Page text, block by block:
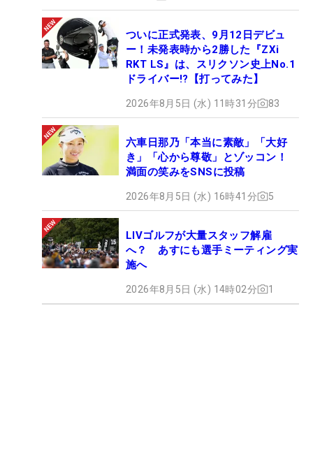
ついに正式発表、9月12日デビュ
ー！未発表時から2勝した『ZXi
RKT LS』は、スリクソン史上No.1
ドライバー!?【打ってみた】
2026年8月5日 (水) 11時31分 83
六車日那乃「本当に素敵」「大好
き」「心から尊敬」とゾッコン！
満面の笑みをSNSに投稿
2026年8月5日 (水) 16時41分 5
LIVゴルフが大量スタッフ解雇
へ？ あすにも選手ミーティング実
施へ
2026年8月5日 (水) 14時02分 1